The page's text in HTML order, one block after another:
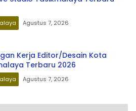
Agustus 7, 2026
Kerja Editor/Desain Kota
Terbaru 2026
Agustus 7, 2026